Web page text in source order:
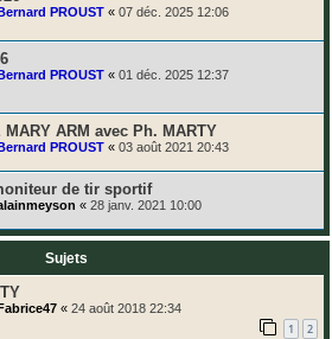
PROUST « 07 déc. 2025 12:06
PROUST « 01 déc. 2025 12:37
MARY ARM avec Ph. MARTY
PROUST « 03 août 2021 20:43
de tir sportif
« 28 janv. 2021 10:00
Sujets
« 24 août 2018 22:34
1 2